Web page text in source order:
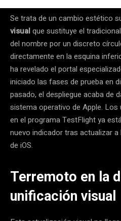
Se trata de un cambio estético
visualque sustituye el
del nombre por un discreto
directamente en la esquina
ha revelado el portal
iniciado las fases de prueba en
pasado, el despliegue acaba de
sistema operativo de Apple.
en el programa TestFlight ya
nuevo indicador tras actualizar a
de iOS.
Terremoto en la
unificación visual